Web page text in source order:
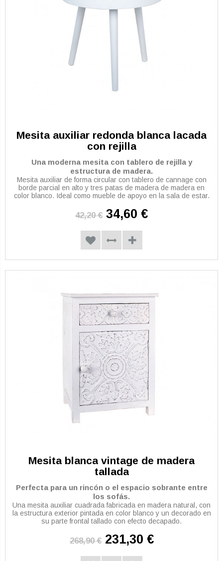
Mesita auxiliar redonda blanca lacada
con rejilla
Una moderna mesita con tablero de rejilla y
estructura de madera.
Mesita auxiliar de forma circular con tablero de cannage con
borde parcial en alto y tres patas de madera de madera en
color blanco. Ideal como mueble de apoyo en la sala de estar.
42,20 € 34,60 €
Mesita blanca vintage de madera
tallada
Perfecta para un rincón o el espacio sobrante entre
los sofás.
Una mesita auxiliar cuadrada fabricada en madera natural, con
la estructura exterior pintada en color blanco y un decorado en
su parte frontal tallado con efecto decapado.
268,90 € 231,30 €